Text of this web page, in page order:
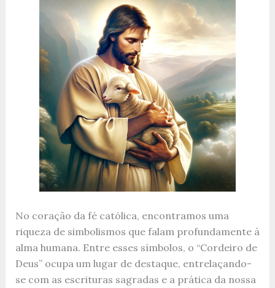
No coração da fé católica, encontramos uma
riqueza de simbolismos que falam profundamente à
alma humana. Entre esses símbolos, o “Cordeiro de
Deus” ocupa um lugar de destaque, entrelaçando-
se com as escrituras sagradas e a prática da nossa